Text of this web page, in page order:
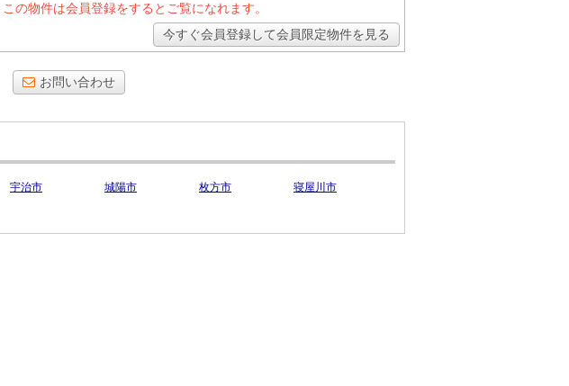
この物件は会員登録をするとご覧になれます。
今すぐ会員登録して会員限定物件を見る
お問い合わせ
宇治市 城陽市 枚方市
寝屋川市